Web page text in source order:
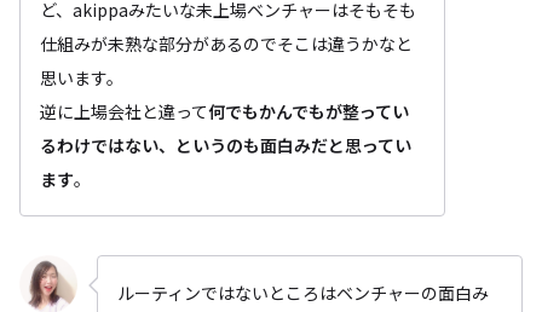
ど、akippaみたいな未上場ベンチャーはそもそも
仕組みが未熟な部分があるのでそこは違うかなと
思います。
逆に上場会社と違って何でもかんでもが整ってい
るわけではない、というのも面白みだと思ってい
ます。
ルーティンではないところはベンチャーの面白み